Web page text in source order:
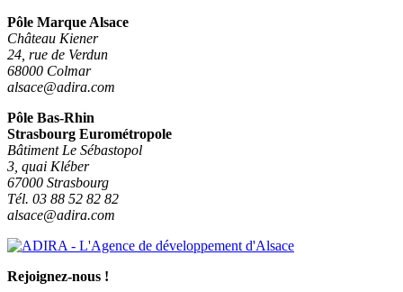
Pôle Marque Alsace
Château Kiener
24, rue de Verdun
68000 Colmar
alsace@adira.com
Pôle Bas-Rhin
Strasbourg Eurométropole
Bâtiment Le Sébastopol
3, quai Kléber
67000 Strasbourg
Tél. 03 88 52 82 82
alsace@adira.com
Rejoignez-nous !